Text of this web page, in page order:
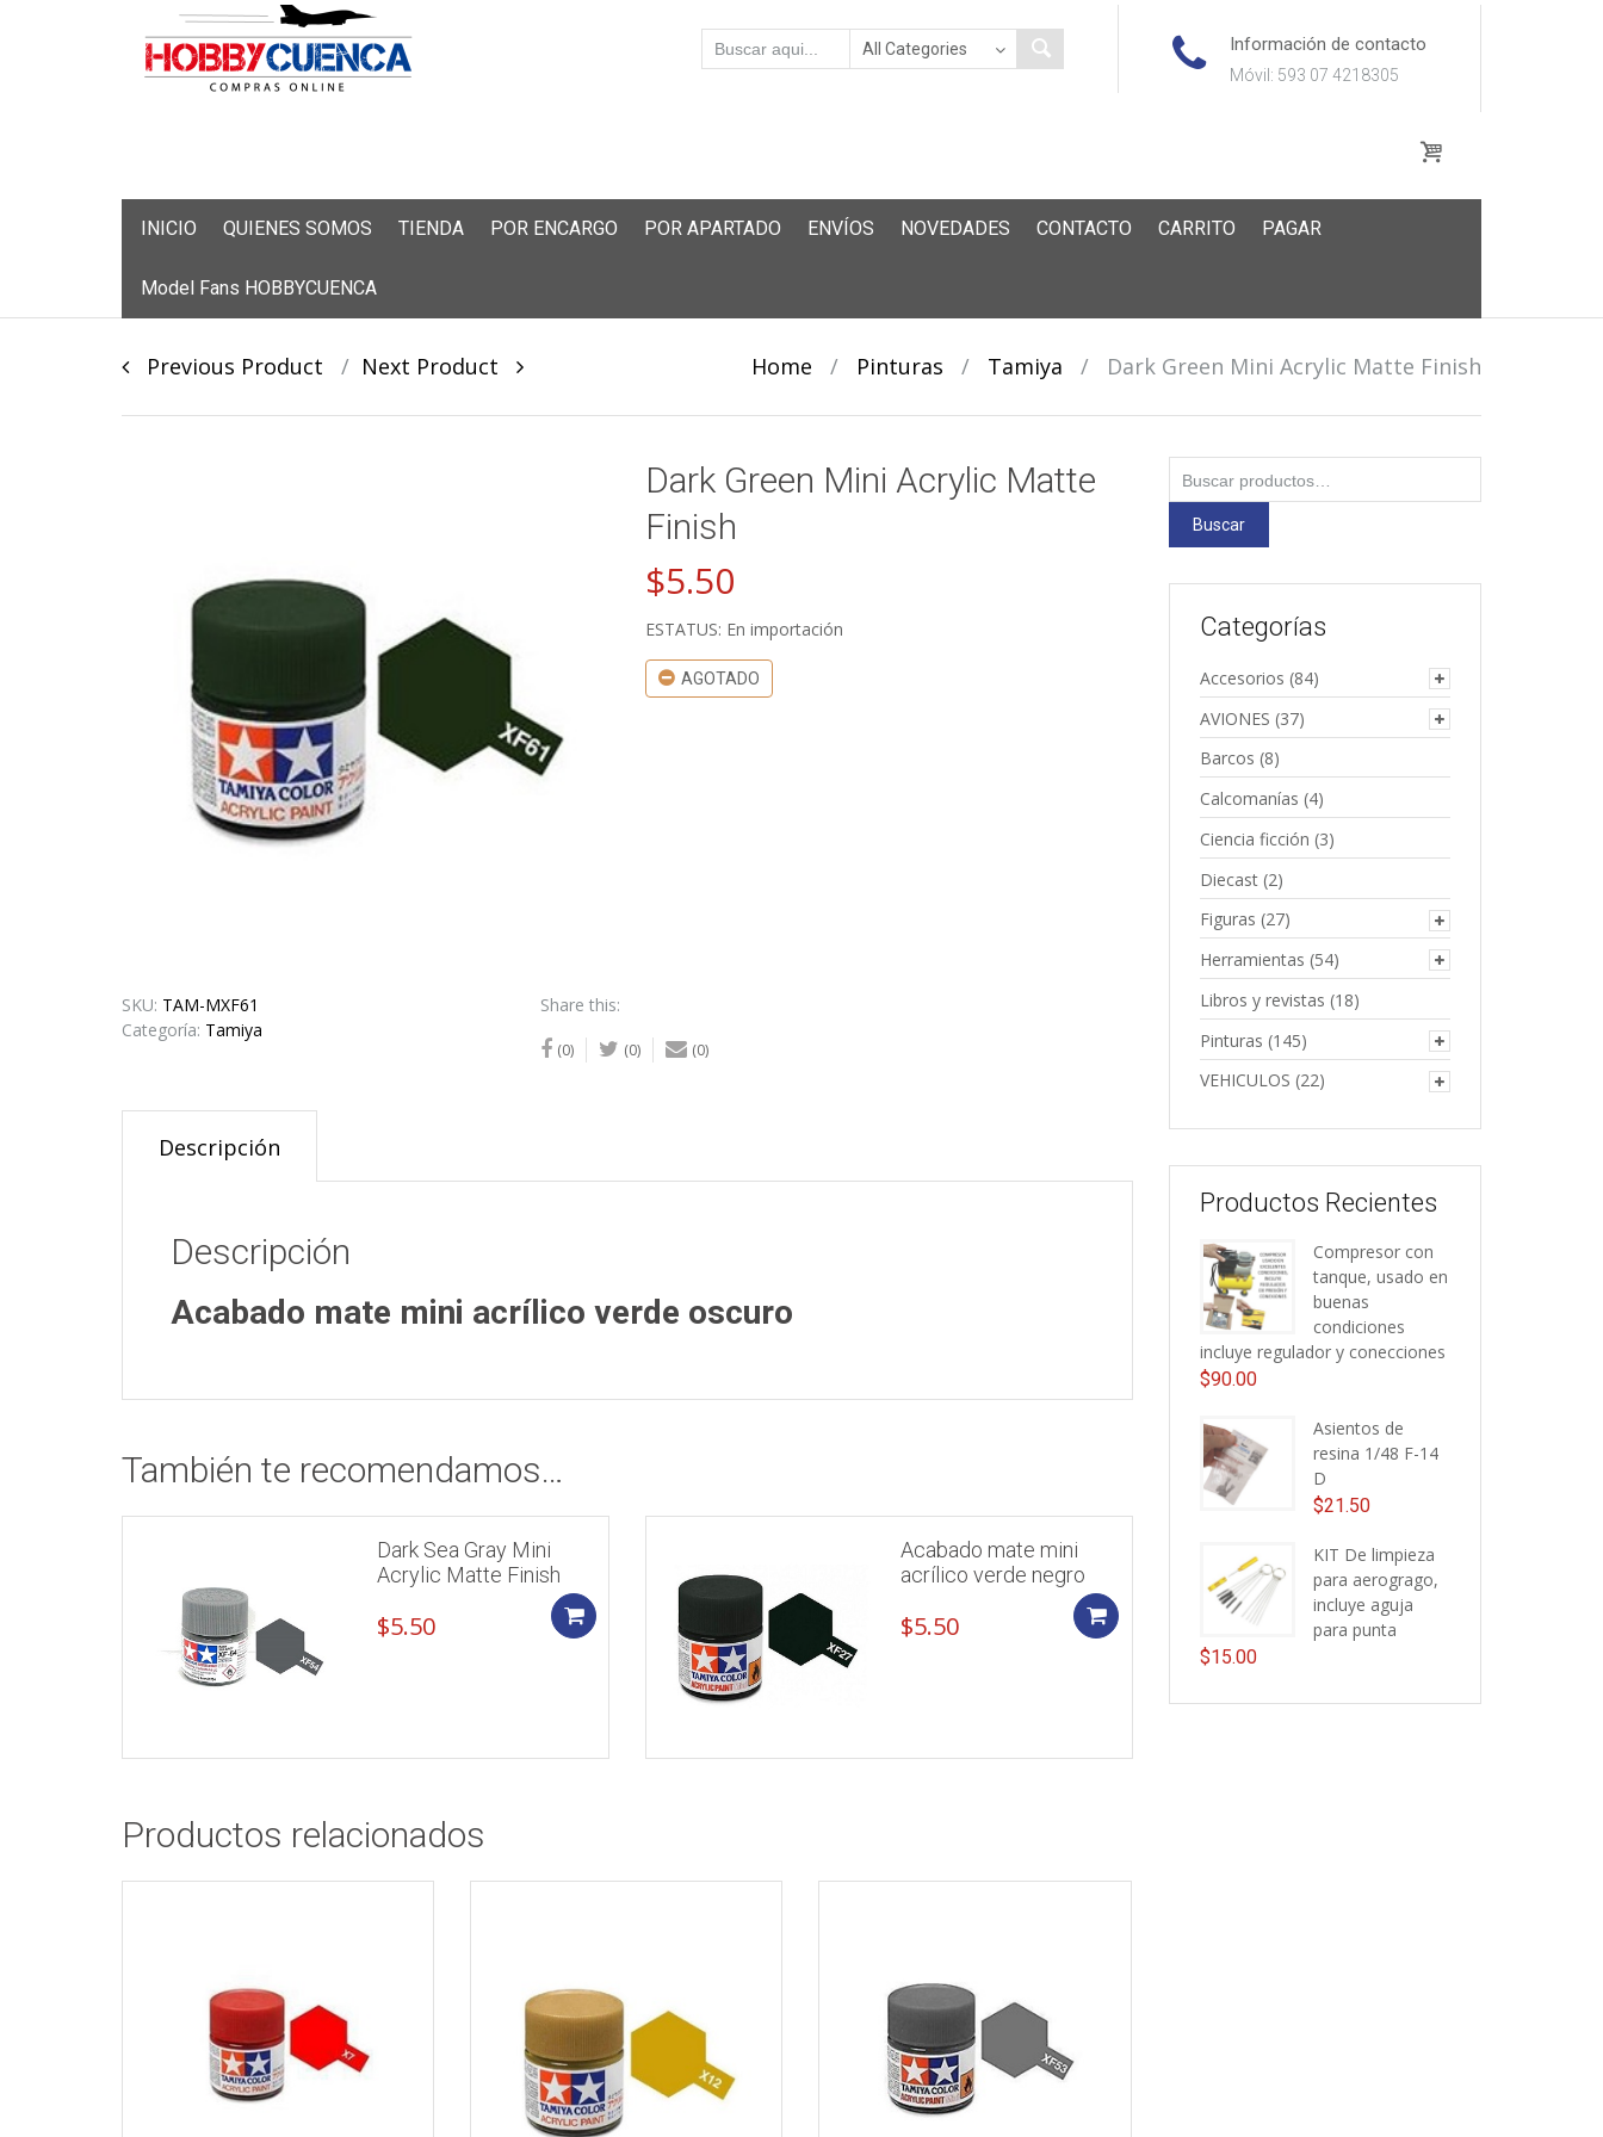
Información de contacto
Móvil: 593 07 4218305
INICIO QUIENES SOMOS TIENDA POR ENCARGO POR APARTADO ENVÍOS NOVEDADES CONTACTO CARRITO PAGAR
Model Fans HOBBYCUENCA
Post
Previous Product Next Product Home / Pinturas / Tamiya / Dark Green Mini Acrylic Matte Finish
Dark Green Mini Acrylic Matte
Finish
$5.50
ESTATUS: En importación
AGOTADO
SKU: TAM-MXF61
Categoría: Tamiya
Share this:
(0) (0) (0)
Descripción
Descripción
Acabado mate mini acrílico verde oscuro
También te recomendamos…
Dark Sea Gray Mini
Acrylic Matte Finish
$5.50
Acabado mate mini
acrílico verde negro
$5.50 Add to cart
Productos relacionados
por:
Buscar
Categorías
Accesorios (84)
AVIONES (37)
Barcos (8)
Calcomanías (4)
Ciencia ficción (3)
Diecast (2)
Figuras (27)
Herramientas (54)
Libros y revistas (18)
Pinturas (145)
VEHICULOS (22)
Productos Recientes
Compresor con
tanque, usado en
buenas
condiciones
incluye regulador y conecciones
$90.00
Asientos de
resina 1/48 F-14
D
$21.50
KIT De limpieza
para aerogrago,
incluye aguja
para punta
$15.00